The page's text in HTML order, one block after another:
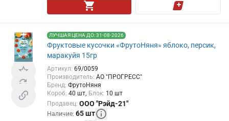
ЛУЧШАЯ ЦЕНА ДО: 31-08-2026
Фруктовые кусочки «ФрутоНяня» яблоко, персик,
маракуйя 15гр
Артикул: 69/0059
Производитель: АО "ПРОГРЕСС"
Бренд: ФрутоНяня
Короб: 40 шт Блок: 10 шт
Продавец: ООО "Рэйд-21"
Наличие: 65шт